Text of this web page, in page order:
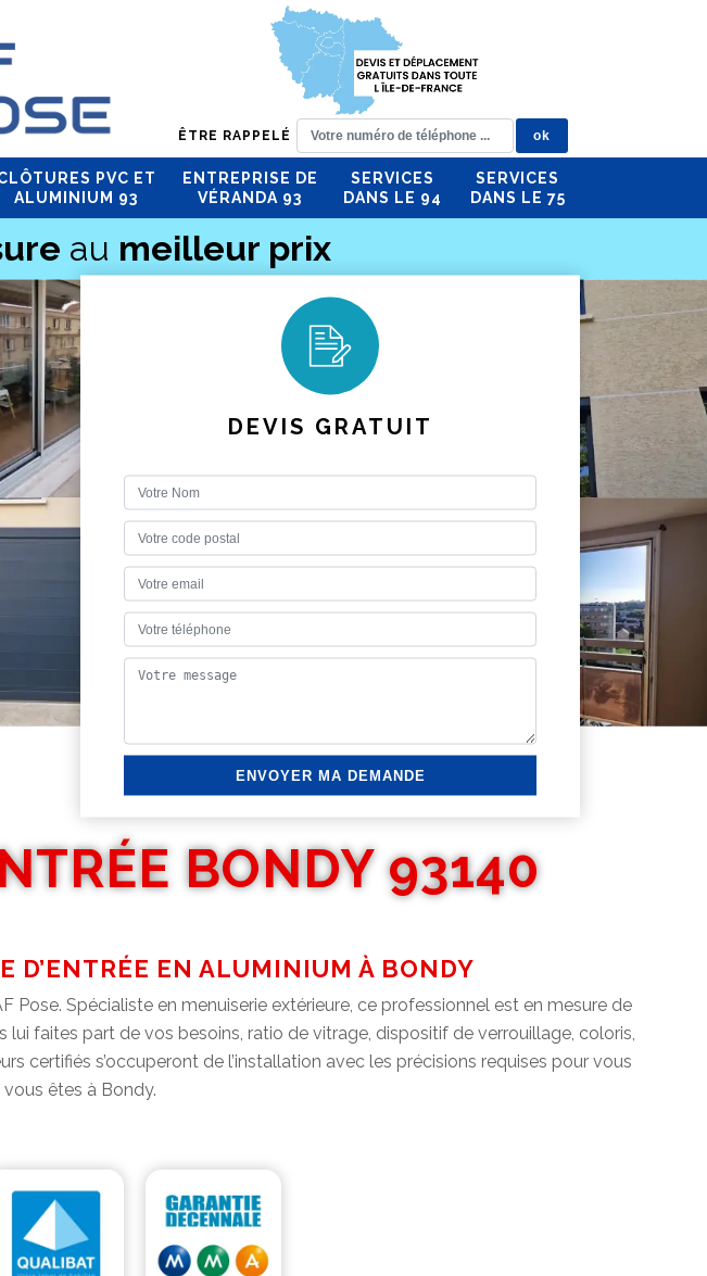
ÊTRE RAPPELÉ
PVC ET
ALUMINIUM 93
ENTREPRISE DE
VÉRANDA 93
SERVICES
DANS LE 94
SERVICES
DANS LE 75
au meilleur prix
DEVIS GRATUIT
BONDY 93140
D’ENTRÉE EN ALUMINIUM À BONDY
Spécialiste en menuiserie extérieure, ce professionnel est en mesure de
lui faites part de vos besoins, ratio de vitrage, dispositif de verrouillage, coloris,
certifiés s’occuperont de l’installation avec les précisions requises pour vous
êtes à Bondy.